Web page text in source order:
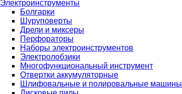
Электроинструменты
Болгарки
Шуруповерты
Дрели и миксеры
Перфораторы
Наборы электроинструментов
Электролобзики
Многофункциональный инструмент
Отвертки аккумуляторные
Шлифовальные и полировальные машины